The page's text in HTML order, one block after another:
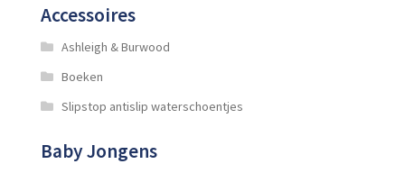
Accessoires
Ashleigh & Burwood
Boeken
Slipstop antislip waterschoentjes
Baby Jongens